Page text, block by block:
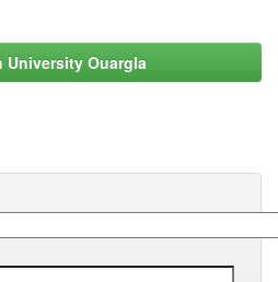
University Ouargla